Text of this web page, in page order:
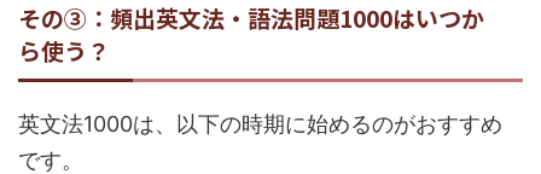
その③：頻出英文法・語法問題1000はいつか
ら使う？
英文法1000は、以下の時期に始めるのがおすすめ
です。